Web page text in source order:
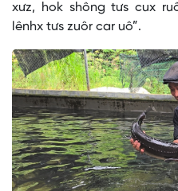
xưz, hok shông tưs cux
lênhx tưs zuôr car uô”.